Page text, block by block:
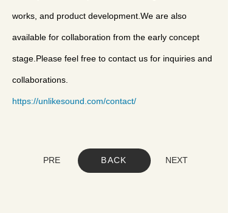
works, and product development.We are also
available for collaboration from the early concept
stage.Please feel free to contact us for inquiries and
collaborations.
https://unlikesound.com/contact/
PRE BACK NEXT